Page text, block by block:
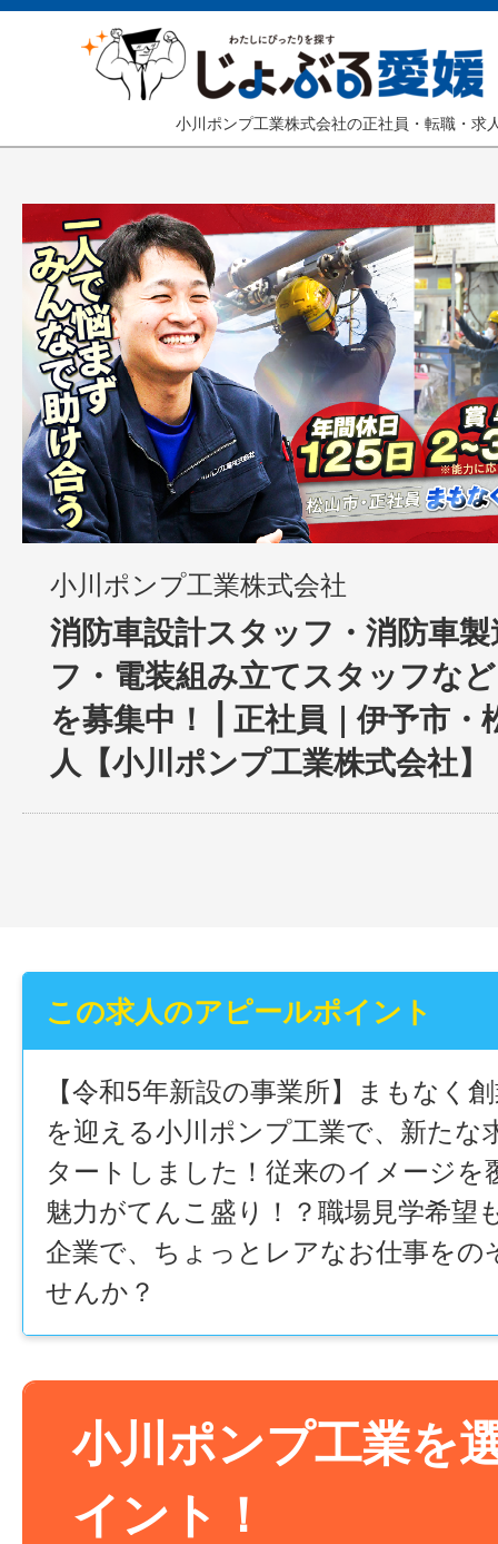
小川ポンプ工業株式会社の正社員・転職・求
小川ポンプ工業株式会社
消防車設計スタッフ・消防車
フ・電装組み立てスタッフな
を募集中！ | 正社員｜伊予市・
人【小川ポンプ工業株式会社】
この求人のアピールポイント
【令和5年新設の事業所】まもなく
を迎える小川ポンプ工業で、新たな
タートしました！従来のイメージを
魅力がてんこ盛り！？職場見学希望
企業で、ちょっとレアなお仕事をの
せんか？
小川ポンプ工業を
イント！